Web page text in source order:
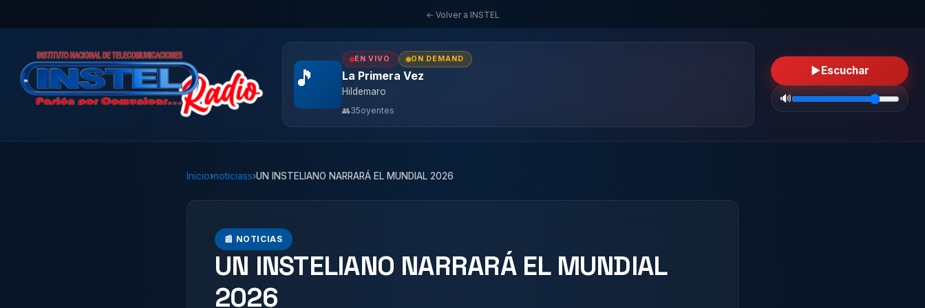
← Volver a INSTEL
🎵
EN VIVO ON DEMAND
La Primera Vez
Hildemaro
👥35oyentes
▶ Escuchar
🔊
Inicio›noticiass›UN INSTELIANO NARRARÁ EL MUNDIAL 2026
📰 NOTICIAS
UN INSTELIANO NARRARÁ EL MUNDIAL
2026